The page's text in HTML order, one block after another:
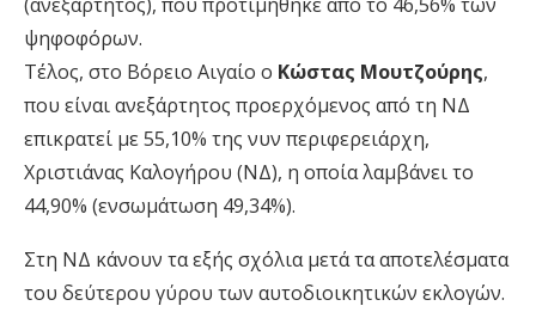
ψηφοφόρων.
Τέλος, στο Βόρειο Αιγαίο ο Κώστας Μουτζούρης,
που είναι ανεξάρτητος προερχόμενος από τη ΝΔ
επικρατεί με 55,10% της νυν περιφερειάρχη,
Χριστιάνας Καλογήρου (ΝΔ), η οποία λαμβάνει το
44,90% (ενσωμάτωση 49,34%).
Στη ΝΔ κάνουν τα εξής σχόλια μετά τα αποτελέσματα
του δεύτερου γύρου των αυτοδιοικητικών εκλογών.